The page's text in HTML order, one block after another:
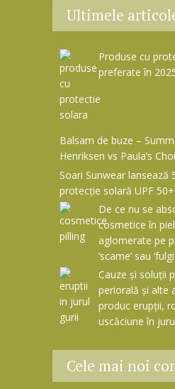
Ultimele
Produse cu
preferate în
Balsam de buze –
Henriksen vs Paula’s
Soari Sunwear lansează
protecție solară UPF 50+
De ce nu se
cosmetice în
aglomerate pe
‘scame’ sau
Cauze și soluții
periorală și alte
produc erupții,
uscăciune în
Cele mai noi